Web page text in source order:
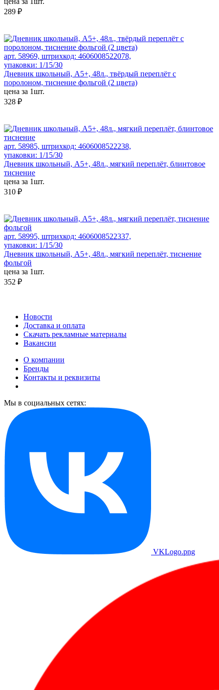
289 ₽
арт. 58969, штрихкод: 4606008522078,
упаковки: 1/15/30
Дневник школьный, А5+, 48л., твёрдый переплёт с
поролоном, тиснение фольгой (2 цвета)
цена за 1шт.
328 ₽
арт. 58985, штрихкод: 4606008522238,
упаковки: 1/15/30
Дневник школьный, А5+, 48л., мягкий переплёт, блинтовое
тиснение
цена за 1шт.
310 ₽
арт. 58995, штрихкод: 4606008522337,
упаковки: 1/15/30
Дневник школьный, А5+, 48л., мягкий переплёт, тиснение
фольгой
цена за 1шт.
352 ₽
Новости
Доставка и оплата
Скачать рекламные материалы
Вакансии
О компании
Бренды
Контакты и реквизиты
Мы в социальных сетях:
VKLogo.png